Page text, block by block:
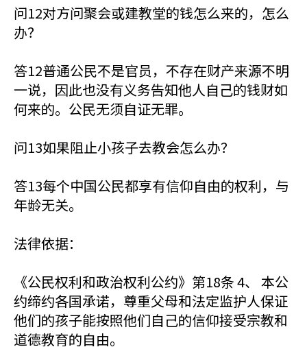
问12对方问聚会或建教堂的钱怎么来的，怎么
办？
答12普通公民不是官员，不存在财产来源不明
一说，因此也没有义务告知他人自己的钱财如
何来的。公民无须自证无罪。
问13如果阻止小孩子去教会怎么办？
答13每个中国公民都享有信仰自由的权利，与
年龄无关。
法律依据：
《公民权利和政治权利公约》第18条 4、 本公
约缔约各国承诺，尊重父母和法定监护人保证
他们的孩子能按照他们自己的信仰接受宗教和
道德教育的自由。